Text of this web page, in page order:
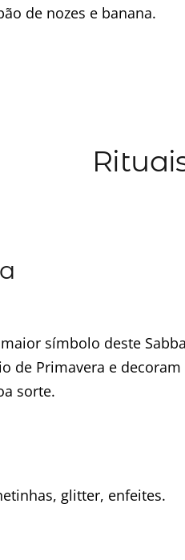
de nozes e banana.
símbolo deste
de Primavera e
sorte.
glitter, enfeites.